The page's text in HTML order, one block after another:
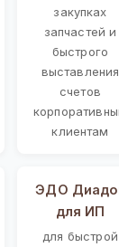
закупках
запчастей и
быстрого
выставления
счетов
клиентам
ЭДО
для ИП
для быстрой